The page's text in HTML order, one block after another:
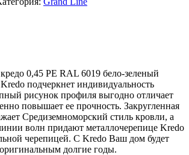
0,45 PE RAL 6019 бело-зеленый
подчеркнет индивидуальность
рисунок профиля выгодно отличает
повышает ее прочность. Закругленная
Средиземноморский стиль кровли, а
волн придают металлочерепице Kredo
черепицей. С Kredo Ваш дом будет
долгие годы.